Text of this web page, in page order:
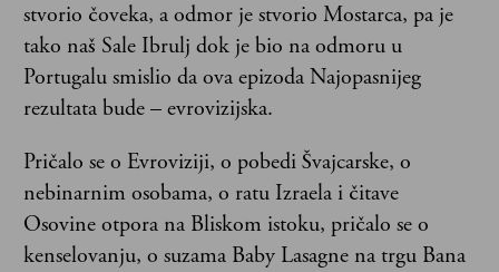
stvorio čoveka, a odmor je stvorio Mostarca, pa je
tako naš Sale Ibrulj dok je bio na odmoru u
Portugalu smislio da ova epizoda Najopasnijeg
rezultata bude – evrovizijska.
Pričalo se o Evroviziji, o pobedi Švajcarske, o
nebinarnim osobama, o ratu Izraela i čitave
Osovine otpora na Bliskom istoku, pričalo se o
kenselovanju, o suzama Baby Lasagne na trgu Bana